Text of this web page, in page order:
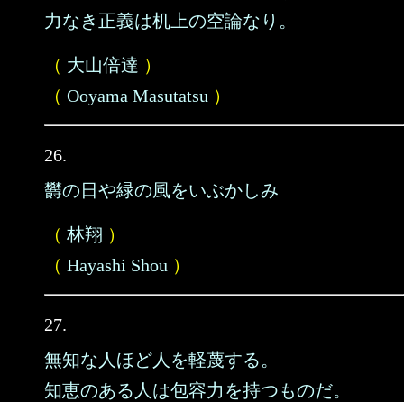
力なき正義は机上の空論なり。
（ 大山倍達 ）
（ Ooyama Masutatsu ）
26.
欝の日や緑の風をいぶかしみ
（ 林翔 ）
（ Hayashi Shou ）
27.
無知な人ほど人を軽蔑する。
知恵のある人は包容力を持つものだ。